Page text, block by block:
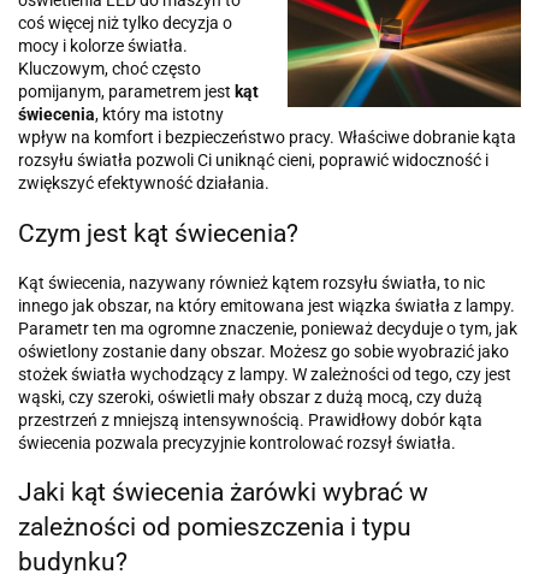
coś więcej niż tylko decyzja o
mocy i kolorze światła.
Kluczowym, choć często
pomijanym, parametrem jest kąt
świecenia, który ma istotny
wpływ na komfort i bezpieczeństwo pracy. Właściwe dobranie kąta
rozsyłu światła pozwoli Ci uniknąć cieni, poprawić widoczność i
zwiększyć efektywność działania.
Czym jest kąt świecenia?
Kąt świecenia, nazywany również kątem rozsyłu światła, to nic
innego jak obszar, na który emitowana jest wiązka światła z lampy.
Parametr ten ma ogromne znaczenie, ponieważ decyduje o tym, jak
oświetlony zostanie dany obszar. Możesz go sobie wyobrazić jako
stożek światła wychodzący z lampy. W zależności od tego, czy jest
wąski, czy szeroki, oświetli mały obszar z dużą mocą, czy dużą
przestrzeń z mniejszą intensywnością. Prawidłowy dobór kąta
świecenia pozwala precyzyjnie kontrolować rozsył światła.
Jaki kąt świecenia żarówki wybrać w
zależności od pomieszczenia i typu
budynku?